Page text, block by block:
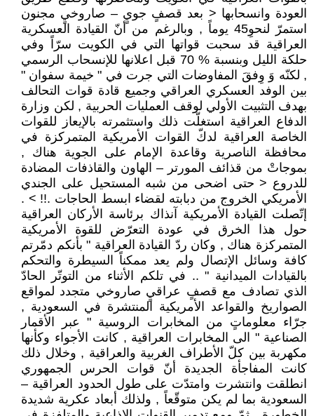
العودة وانسحابها < بعد قصفٍ جويٍ – صاروخيٍ مجنون
استمرّ لنحوِ45 يوماً , وبالرغم من أنّ القيادة العسكرية
العراقية قد سحبت قواتها التي في الكويت سرّاً وفي
حلكة الليل وبنسبة % 70 قبل اعلانها للإنسحاب الرسمي
, لكنّه وَ وِفقَ المفاوضات التي جرت في " خيمة سفوان "
بين الوفد العسكري العراقي وجميع قادة قوات التحالف
بهدف التثبيت الأولي لوقف العمليات الحربية , لكن وزارة
الدفاع العراقية استغلّت ذلك واستثمرته بالإيعاز للقوات
الخاصة العراقية لدكّ القوات الأمريكية المتمركزة في
محافظة الناصرية وقاعدة الإمام على الجوية هناك ,
بموجاتْ من قذائف المورتر – الهاون والقاذفات المضادة
للدروع < حتى اضحى من شبه المستحيل على الجندي
الأمريكي الخروج من دبابته لقضاء ابسط الحاجات .!! > .
إتّصلت القيادة الأمريكية آنذاك برئاسة الأركان العراقية
حول هذا الخرق في عودة التعرّض للقوة الأمريكية
المتمركزة هناك , وكان ردّ القيادة العراقية " بأنكم دمّرتم
كافة وسائل الإتصال ولم يعد ممكناً السيطرة والتحكم
بالقيادات الميدانية " .. في تلكم الأثناء من التوتّر الحادّ
الذي تصادف مع قصفٍ عراقيٍ صاروخي متجدد لمواقع
الصواريخ والقواعد الأمريكية المنتشرة في السعودية ,
جرّاء معلوماتٍ من المخابرات الروسية " عبر الأقمار
الصناعية " الى المخابرات العراقية , كانت الأجواء وكأنها
مكهربة بين كلّ الأطراف الغربية والعراقية , وخلال ذلك
كانت المفاجأة الجديدة أنّ قوات الحرس الجمهوري
انطلقت وانتشرت وامتدّت على طول الحدود العراقية –
السعودية بما لم يكن متوقّعاً , ولذلك أبعاد عكرية شديدة